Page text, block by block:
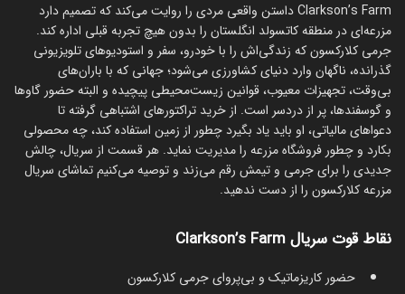
Clarkson’s Farm داستن واقعی مردی را روایت می‌کند که تصمیم دارد
مزرعه‌ای در منطقه کاتسولد انگلستان را بدون هیچ تجربه قبلی اداره کند.
جرمی کلارکسون که زندگی‌اش را با خودرو، سفر و استودیوهای تلویزیونی
گذرانده، ناگهان وارد دنیای کشاورزی می‌شود؛ جهانی که با باران‌های
بی‌وقت، تجهیزات معیوب، قوانین زیست‌محیطی پیچیده و البته حضور گاوها
و گوسفندها، پر از دردسر است. از خرید تراکتورهای اشتباهی گرفته تا
دعواهای مالیاتی، او باید یاد بگیرد چطور از زمین استفاده کند، چه محصولی
بکارد و چطور فروشگاه مزرعه را مدیریت نماید. هر قسمت از سریال، چالش
جدیدی را برای جرمی و تیمش رقم می‌زند و توصیه می‌کنیم تماشای سریال
مزرعه کلارکسون را از دست ندهید.
نقاط قوت سریال Clarkson’s Farm
حضور کاریزماتیک و بی‌پروا‌ی جرمی کلارکسون